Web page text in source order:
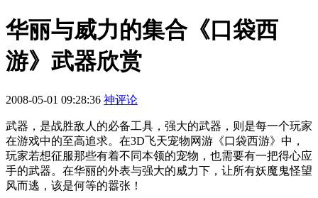
华丽与威力的集合《口袋西
游》武器欣赏
2008-05-01 09:28:36 神评论
武器，是战胜敌人的必备工具，强大的武器，则是每一个玩家
在游戏中的至高追求。在3D飞天宠物网游《口袋西游》中，
玩家若想征服那些有着不同本领的宠物，也需要有一把得心应
手的武器。在华丽的外表与强大的威力下，让所有妖魔鬼怪望
风而逃，该是何等的嚣张！